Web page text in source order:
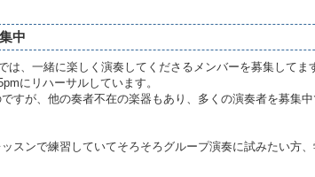
中
、一緒に楽しく演奏してくださるメンバーを募集してま
にリハーサルしています。
すが、他の奏者不在の楽器もあり、多くの演奏者を募集
スンで練習していてそろそろグループ演奏に試みたい方